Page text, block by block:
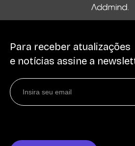
Para receber atualizações
e notícias assine a